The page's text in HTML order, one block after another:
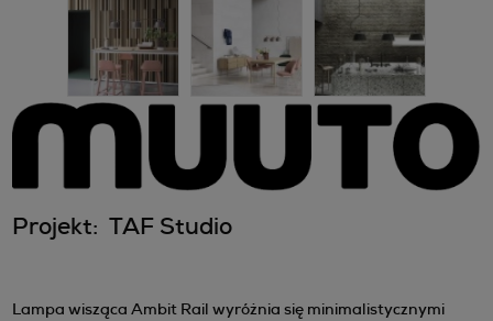
Projekt: TAF Studio
Lampa wisząca Ambit Rail wyróżnia się minimalistycznymi